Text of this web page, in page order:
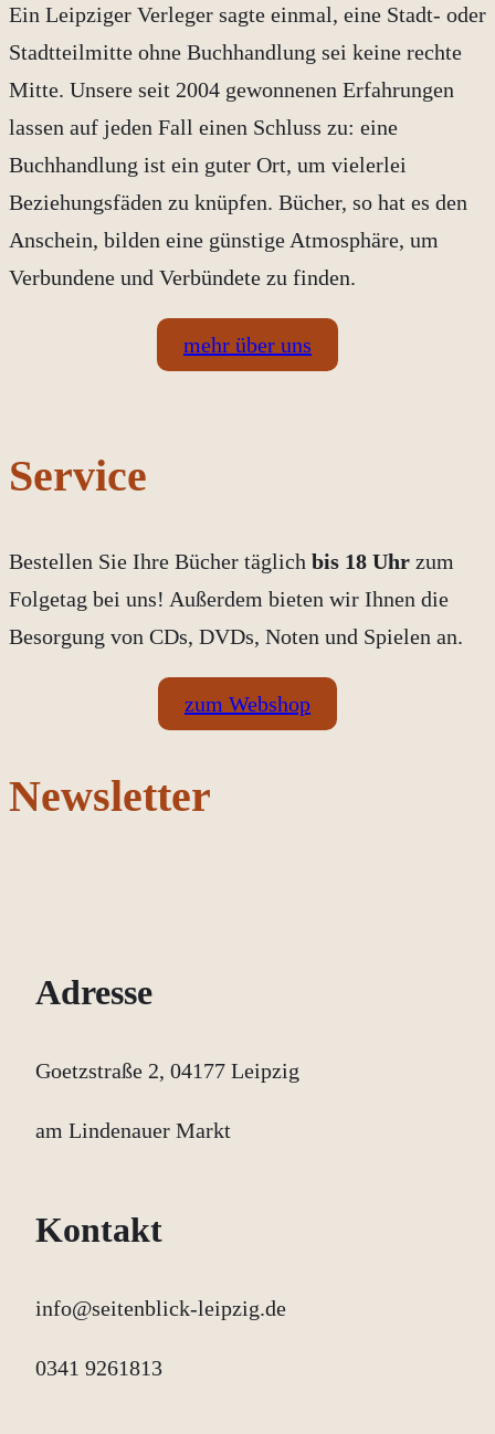
Ein Leipziger Verleger sagte einmal, eine Stadt- oder
Stadtteilmitte ohne Buchhandlung sei keine rechte
Mitte. Unsere seit 2004 gewonnenen Erfahrungen
lassen auf jeden Fall einen Schluss zu: eine
Buchhandlung ist ein guter Ort, um vielerlei
Beziehungsfäden zu knüpfen. Bücher, so hat es den
Anschein, bilden eine günstige Atmosphäre, um
Verbundene und Verbündete zu finden.
mehr über uns
Service
Bestellen Sie Ihre Bücher täglich bis 18 Uhr zum
Folgetag bei uns! Außerdem bieten wir Ihnen die
Besorgung von CDs, DVDs, Noten und Spielen an.
zum Webshop
Newsletter
Adresse
Goetzstraße 2, 04177 Leipzig
am Lindenauer Markt
Kontakt
info@seitenblick-leipzig.de
0341 9261813